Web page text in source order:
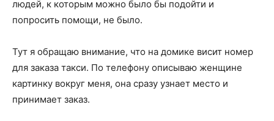
людей, к которым можно было бы подойти и
попросить помощи, не было.
Тут я обращаю внимание, что на домике висит номер
для заказа такси. По телефону описываю женщине
картинку вокруг меня, она сразу узнает место и
принимает заказ.